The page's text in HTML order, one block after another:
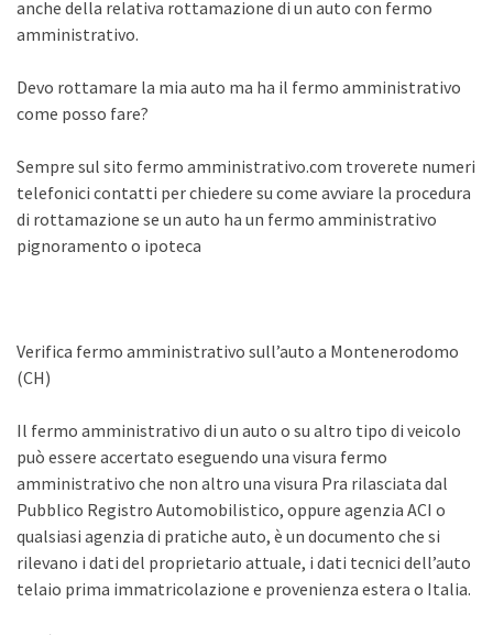
anche della relativa rottamazione di un auto con fermo
amministrativo.
Devo rottamare la mia auto ma ha il fermo amministrativo
come posso fare?
Sempre sul sito fermo amministrativo.com troverete numeri
telefonici contatti per chiedere su come avviare la procedura
di rottamazione se un auto ha un fermo amministrativo
pignoramento o ipoteca
Verifica fermo amministrativo sull’auto a Montenerodomo
(CH)
Il fermo amministrativo di un auto o su altro tipo di veicolo
può essere accertato eseguendo una visura fermo
amministrativo che non altro una visura Pra rilasciata dal
Pubblico Registro Automobilistico, oppure agenzia ACI o
qualsiasi agenzia di pratiche auto, è un documento che si
rilevano i dati del proprietario attuale, i dati tecnici dell’auto
telaio prima immatricolazione e provenienza estera o Italia.